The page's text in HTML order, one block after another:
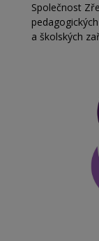
Společnost
a školských